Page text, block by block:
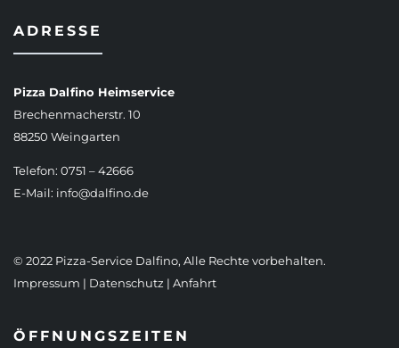
ADRESSE
Pizza Dalfino Heimservice
Brechenmacherstr. 10
88250 Weingarten
Telefon: 0751 – 42666
E-Mail: info@dalfino.de
© 2022 Pizza-Service Dalfino, Alle Rechte vorbehalten.
Impressum | Datenschutz | Anfahrt
ÖFFNUNGSZEITEN